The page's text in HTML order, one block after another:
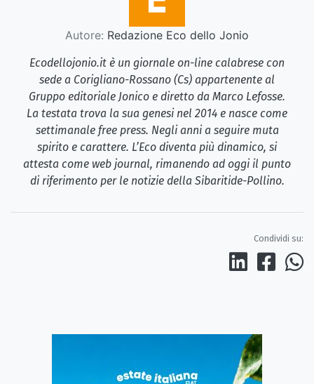
Autore: Redazione Eco dello Jonio
Ecodellojonio.it è un giornale on-line calabrese con
sede a Corigliano-Rossano (Cs) appartenente al
Gruppo editoriale Jonico e diretto da Marco Lefosse.
La testata trova la sua genesi nel 2014 e nasce come
settimanale free press. Negli anni a seguire muta
spirito e carattere. L’Eco diventa più dinamico, si
attesta come web journal, rimanendo ad oggi il punto
di riferimento per le notizie della Sibaritide-Pollino.
Condividi su: